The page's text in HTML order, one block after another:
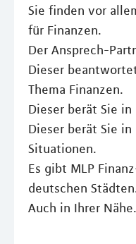
Sie finden vor
für Finanzen.
Der Ansprech-
Dieser
Thema Finanzen.
Dieser berät Sie in
Dieser berät Sie
Situationen.
Es gibt MLP
deutschen
Auch in Ihrer Nähe.